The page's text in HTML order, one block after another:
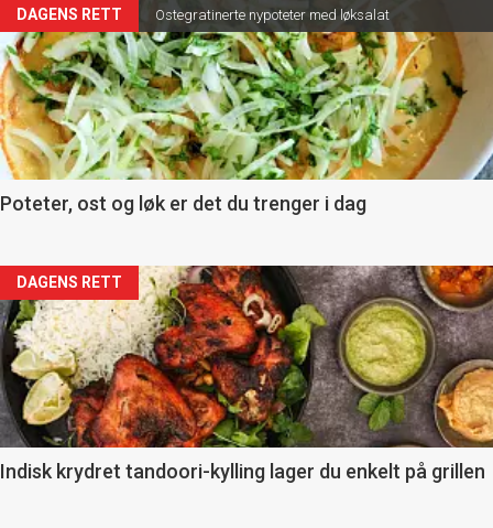
Artikler
detail
-
section
11
DAGENS RETT Ostegratinerte nypoteter med løksalat
Poteter, ost og løk er det du trenger i dag
Artikler
detail
-
section
11
DAGENS RETT
Indisk krydret tandoori-kylling lager du enkelt på grillen